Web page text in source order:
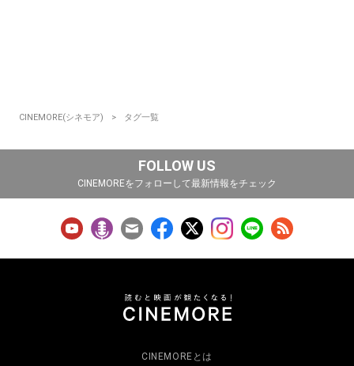
CINEMORE(シネモア) タグ一覧
FOLLOW US
CINEMOREをフォローして最新情報をチェック
CINEMOREとは